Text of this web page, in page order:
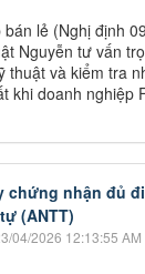
lẻ (Nghị định
Nguyễn tư vấn
thuật và kiểm tra
khi doanh nghiệp
chứng nhận đủ
(ANTT)
04/2026 12:13:55 AM